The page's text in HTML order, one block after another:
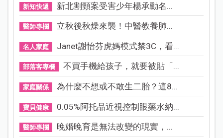
新知快遞 新北割頸案受害少年楊承勳名...
醫師專欄 立秋後秋燥來襲！中醫教養肺...
名人家庭 Janet謝怡芬虎媽模式禁3C，看...
部落客專欄 不買手機給孩子，就要被貼「...
家庭關係 為什麼不想或不敢生二胎？這8...
寶貝健康 0.05%阿托品近視控制眼藥水納...
醫師專欄 晚婚晚育是無法改變的現實，...